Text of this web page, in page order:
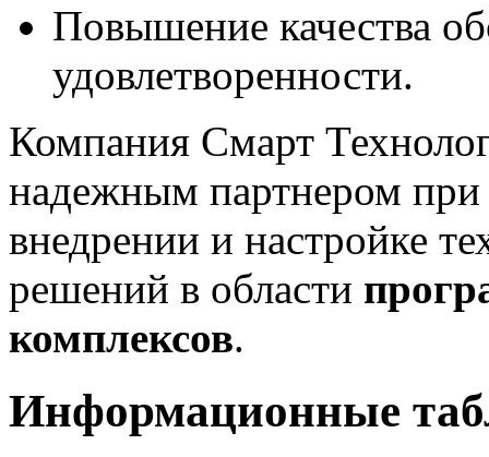
Повышение качества
удовлетворенности.
Компания Смарт
надежным партнером при
внедрении и настройке
решений в области
комплексов.
Информационные